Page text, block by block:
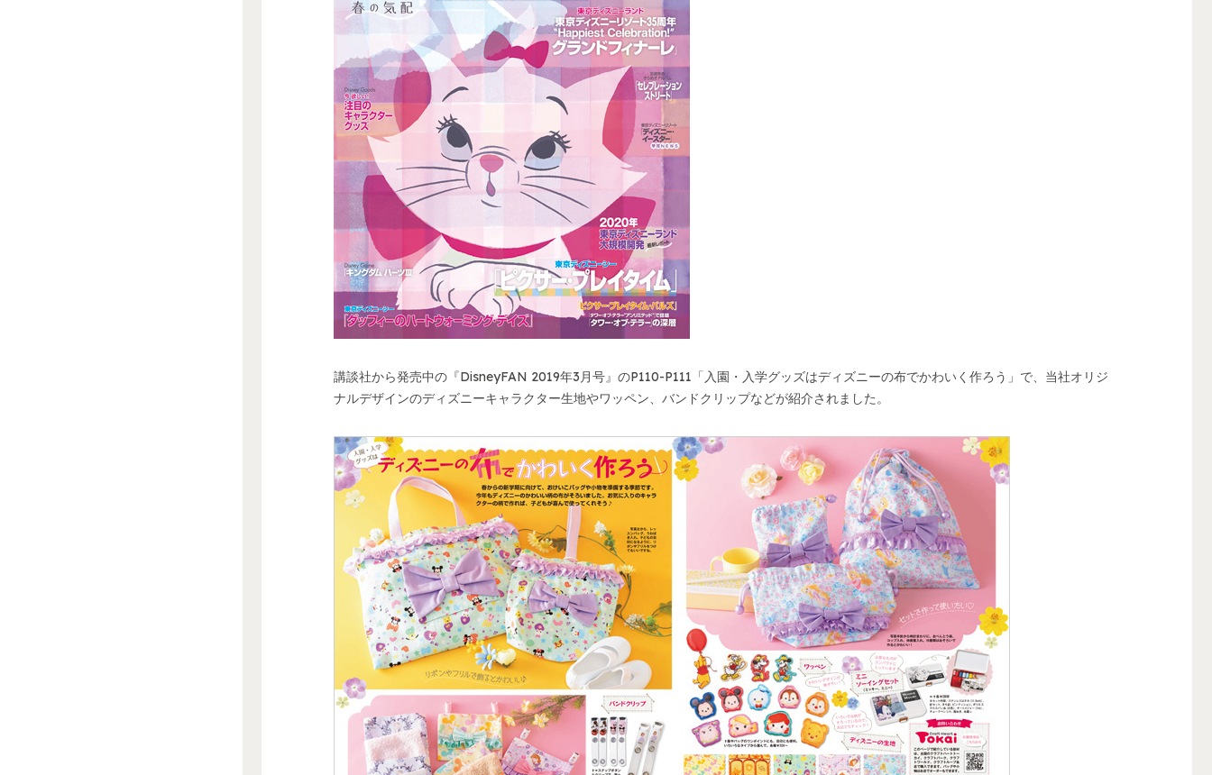
講談社から発売中の『DisneyFAN 2019年3月号』のP110-P111「入園・入学グッズはディズニーの布でかわいく作ろう」で、当社オリジ
ナルデザインのディズニーキャラクター生地やワッペン、バンドクリップなどが紹介されました。